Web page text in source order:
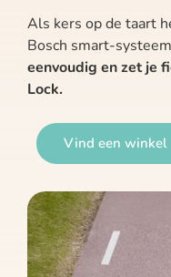
Als kers op de taart
Bosch smart-
eenvoudig en zet je
Lock.
Vind een winkel